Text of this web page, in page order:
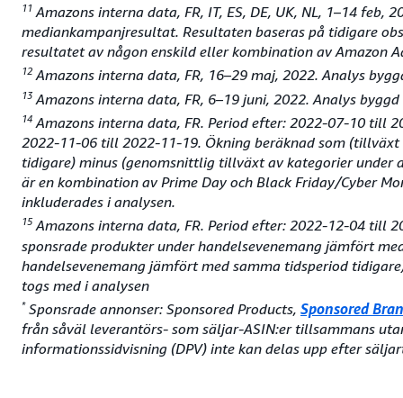
11 Amazons interna data, FR, IT, ES, DE, UK, NL, 1–14
mediankampanjresultat. Resultaten baseras på tidigare
resultatet av någon enskild eller kombination av Amazon
12 Amazons interna data, FR, 16–29 maj, 2022. Analys
13 Amazons interna data, FR, 6–19 juni, 2022. Analys
14 Amazons interna data, FR. Period efter: 2022-07-10 till
2022-11-06 till 2022-11-19. Ökning beräknad som
tidigare) minus (genomsnittlig tillväxt av kategorier under
är en kombination av Prime Day och Black Friday/Cyber
inkluderades i analysen.
15 Amazons interna data, FR. Period efter: 2022-12-04
sponsrade produkter under handelsevenemang jämfört
handelsevenemang jämfört med samma tidsperiod
togs med i analysen
*Sponsrade annonser: Sponsored Products, Sponsored
från såväl leverantörs- som säljar-ASIN:er tillsammans
informationssidvisning (DPV) inte kan delas upp efter